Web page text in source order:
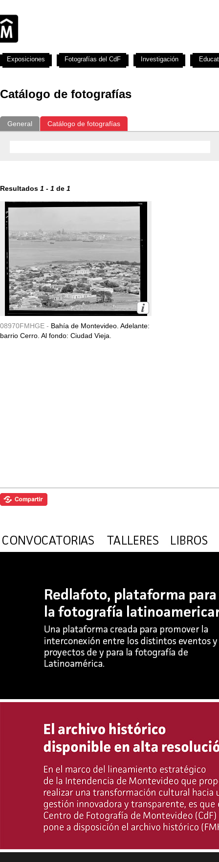
Catálogo de fotografías
General Catálogo de fotografías
Resultados 1 - 1 de 1
08970FMHGE - Bahía de Montevideo. Adelante:
barrio Cerro. Al fondo: Ciudad Vieja.
Exposiciones Fotografías del CdF Investigación